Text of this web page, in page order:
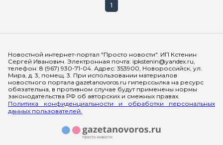
1
Новостной интернет-портал "Просто новости". ИП Кстенин
Сергей Иванович. Электронная почта: ipkstenin@yandex.ru,
телефон: 8 (967) 930-71-04. Адрес: 353900, Новороссийск, ул.
Мира, д. 3, помещ. 3. При использовании материалов
новостного портала gazetanovoros.ru гиперссылка на ресурс
обязательна, в противном случае будут применены нормы
законодательства РФ об авторских и смежных правах.
Политика конфиденциальности и обработки персональных
данных пользователей.